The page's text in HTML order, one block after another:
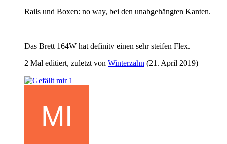
Rails und Boxen: no way, bei den unabgehängten Kanten.
Das Brett 164W hat definitv einen sehr steifen Flex.
2 Mal editiert, zuletzt von Winterzahn (21. April 2019)
1